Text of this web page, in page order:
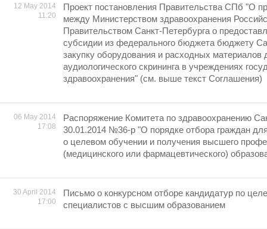
12 May 2014
11:20
Проект постановления Правительства СПб "О
между Министерством здравоохранения
Правительством Санкт-Петербурга о
субсидии из федерального бюджета бюджету
закупку оборудования и расходных материалов
аудиологического скрининга в учреждениях
здравоохранения" (см. выше текст Соглашения)
06 May 2014
17:08
Распоряжение Комитета по здравоохранению
30.01.2014 №36-р "О порядке отбора граждан
о целевом обучении и получения высшего
(медицинского или фармацевтического)
30 April 2014
17:00
Письмо о конкурсном отборе кандидатур по
специалистов с высшим образованием